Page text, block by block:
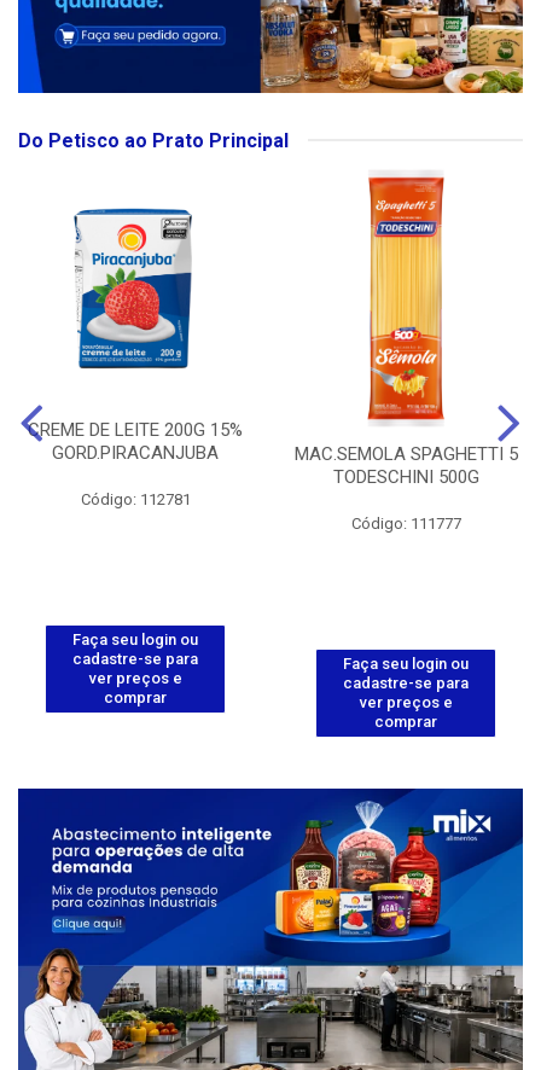
Do Petisco ao Prato Principal
CREME DE LEITE 200G 15%
GORD.PIRACANJUBA
Código: 112781
Faça seu login ou
cadastre-se para
ver preços e
comprar
MAC.SEMOLA SPAGHETTI 5
TODESCHINI 500G
Código: 111777
Faça seu login ou
cadastre-se para
ver preços e
comprar